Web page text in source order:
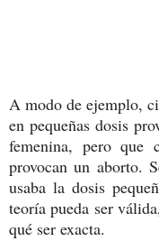
A modo de ejemplo,
en pequeñas dosis
femenina, pero que
provocan un aborto.
usaba la dosis
teoría pueda ser
qué ser exacta.